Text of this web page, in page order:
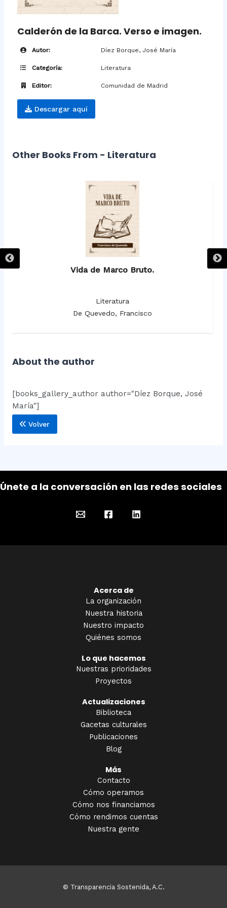
Calderón de la Barca. Verso e imagen.
Autor: Díez Borque, José María
Categoría: Literatura
Editor: Comunidad de Madrid
Descargar aquí
Other Books From - Literatura
Vida de Marco Bruto.
Literatura
De Quevedo, Francisco
About the author
[books_gallery_author author="Díez Borque, José
María"]
Volver
Únete a la conversación en las redes sociales
Acerca de
La organización
Nuestra historia
Nuestro impacto
Quiénes somos
Lo que hacemos
Nuestras prioridades
Proyectos
Actualizaciones
Biblioteca
Gacetas culturales
Publicaciones
Blog
Más
Contacto
Cómo operamos
Cómo nos financiamos
Cómo rendimos cuentas
Nuestra gente
© Transparencia Sostenida, A.C.